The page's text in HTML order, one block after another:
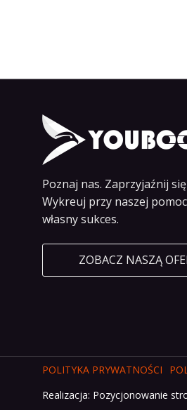
Poznaj nas. Zaprzyjaźnij
Wykreuj przy naszej
własny sukces.
ZOBACZ NASZĄ
POLITYKA PRYWATNOŚCI
Realizacja: Pozycjonowanie